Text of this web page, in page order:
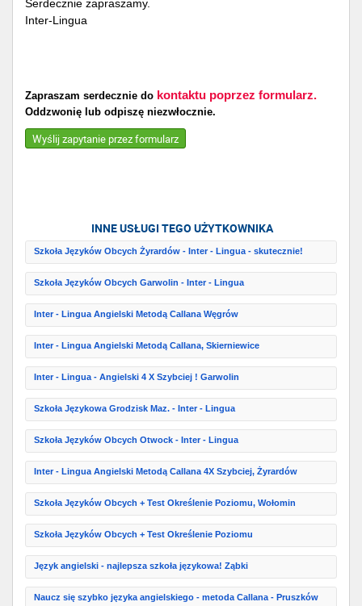
Serdecznie zapraszamy.
Inter-Lingua
Zapraszam serdecznie do kontaktu poprzez formularz.
Oddzwonię lub odpiszę niezwłocznie.
Wyślij zapytanie przez formularz
INNE USŁUGI TEGO UŻYTKOWNIKA
Szkoła Języków Obcych Żyrardów - Inter - Lingua - skutecznie!
Szkoła Języków Obcych Garwolin - Inter - Lingua
Inter - Lingua Angielski Metodą Callana Węgrów
Inter - Lingua Angielski Metodą Callana, Skierniewice
Inter - Lingua - Angielski 4 X Szybciej ! Garwolin
Szkoła Językowa Grodzisk Maz. - Inter - Lingua
Szkoła Języków Obcych Otwock - Inter - Lingua
Inter - Lingua Angielski Metodą Callana 4X Szybciej, Żyrardów
Szkoła Języków Obcych + Test Określenie Poziomu, Wołomin
Szkoła Języków Obcych + Test Określenie Poziomu
Język angielski - najlepsza szkoła językowa! Ząbki
Naucz się szybko języka angielskiego - metoda Callana - Pruszków